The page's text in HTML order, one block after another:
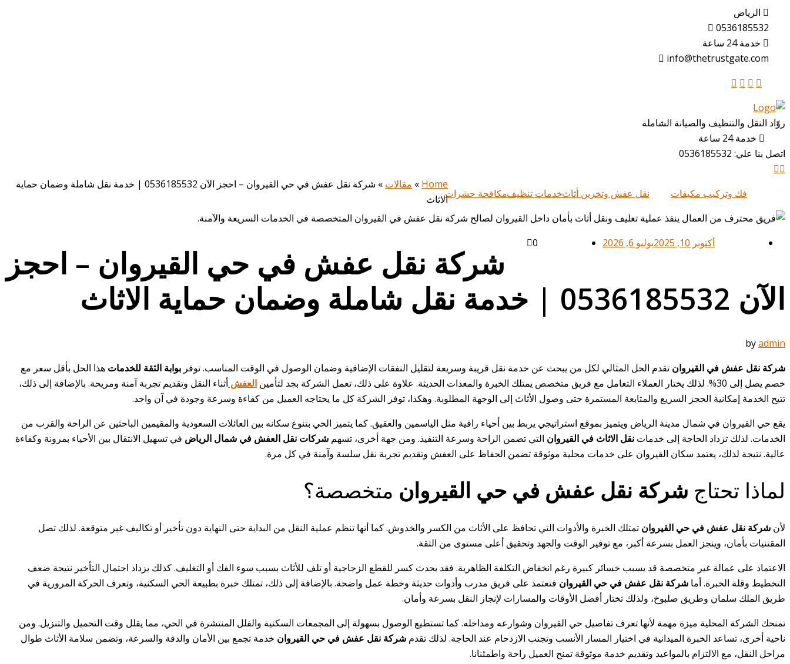
الرياض
0536185532
خدمة 24 ساعة
info@thetrustgate.com
روّاد النقل والتنظيف والصيانة الشاملة
خدمة 24 ساعة
اتصل بنا علي: 0536185532
فك وتركيب مكيفات نقل عفش وتخزين أثاثخدمات تنظيفمكافحة حشرات
Home
» مقالات »
شركة نقل عفش في حي القيروان – احجز الآن 0536185532 | خدمة نقل شاملة وضمان حماية
الاثاث
أكتوبر 10, 2025 يوليو 6, 2026 0
شركة نقل عفش في حي القيروان – احجز
الآن 0536185532 | خدمة نقل شاملة وضمان حماية الاثاث
byadmin
شركة نقل عفش في القيروان تقدم الحل المثالي لكل من يبحث عن خدمة نقل قريبة وسريعة لتقليل النفقات الإضافية وضمان الوصول في الوقت المناسب. توفر بوابة الثقة للخدمات هذا الحل بأقل سعر مع
خصم يصل إلى 30%. لذلك يختار العملاء التعامل مع فريق متخصص يمتلك الخبرة والمعدات الحديثة. علاوة على ذلك، تعمل الشركة بجد لتأمين
العفش أثناء النقل وتقديم تجربة آمنة ومريحة. بالإضافة إلى ذلك،
تتيح الخدمة إمكانية الحجز السريع والمتابعة المستمرة حتى وصول الأثاث إلى الوجهة المطلوبة. وهكذا، توفر الشركة كل ما يحتاجه العميل من كفاءة وسرعة وجودة في آن واحد.
يقع حي القيروان في شمال مدينة الرياض ويتميز بموقع استراتيجي يربط بين أحياء راقية مثل الياسمين والعقيق. كما يتميز الحي بتنوع سكانه بين العائلات السعودية والمقيمين الباحثين عن الراحة والقرب من
الخدمات. لذلك تزداد الحاجة إلى خدمات نقل الاثاث في القيروان التي تضمن الراحة وسرعة التنفيذ. ومن جهة أخرى، تسهم شركات نقل العفش في شمال الرياض في تسهيل الانتقال بين الأحياء بمرونة وكفاءة
عالية. نتيجة لذلك، يعتمد سكان القيروان على خدمات محلية موثوقة تضمن الحفاظ على العفش وتقديم تجربة نقل سلسة وآمنة في كل مرة.
لماذا تحتاج شركة نقل عفش في حي القيروان متخصصة؟
لأن شركة نقل عفش في حي القيروان تمتلك الخبرة والأدوات التي تحافظ على الأثاث من الكسر والخدوش. كما أنها تنظم عملية النقل من البداية حتى النهاية دون تأخير أو تكاليف غير متوقعة. لذلك تصل
المقتنيات بأمان، وينجز العمل بسرعة أكبر، مع توفير الوقت والجهد وتحقيق أعلى مستوى من الثقة.
الاعتماد على عمالة غير متخصصة قد يسبب خسائر كبيرة رغم انخفاض التكلفة الظاهرية. فقد يحدث كسر للقطع الزجاجية أو تلف للأثاث بسبب سوء الفك أو التغليف. كذلك يزداد احتمال التأخير نتيجة ضعف
التخطيط وقلة الخبرة. أما شركة نقل عفش في حي القيروان فتعتمد على فريق مدرب وأدوات حديثة وخطة عمل واضحة. بالإضافة إلى ذلك، تمتلك خبرة بطبيعة الحي السكنية، وتعرف الحركة المرورية في
طريق الملك سلمان وطريق صلبوخ، ولذلك تختار أفضل الأوقات والمسارات لإنجاز النقل بسرعة وأمان.
تمنحك الشركة المحلية ميزة مهمة لأنها تعرف تفاصيل حي القيروان وشوارعه ومداخله. كما تستطيع الوصول بسهولة إلى المجمعات السكنية والفلل المنتشرة في الحي، مما يقلل وقت التحميل والتنزيل. ومن
ناحية أخرى، تساعد الخبرة الميدانية في اختيار المسار الأنسب وتجنب الازدحام عند الحاجة. لذلك تقدم شركة نقل عفش في حي القيروان خدمة تجمع بين الأمان والدقة والسرعة، وتضمن سلامة الأثاث طوال
مراحل النقل، مع الالتزام بالمواعيد وتقديم خدمة موثوقة تمنح العميل راحة واطمئنانا.